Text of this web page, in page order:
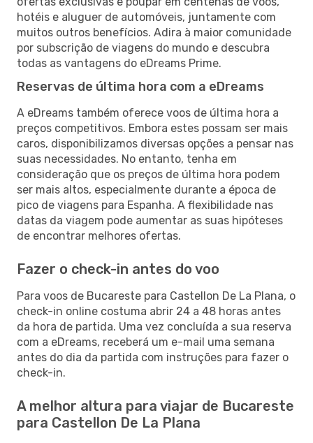
hotéis e aluguer de automóveis, juntamente com
muitos outros benefícios. Adira à maior comunidade
por subscrição de viagens do mundo e descubra
todas as vantagens do eDreams Prime.
Reservas de última hora com a eDreams
A eDreams também oferece voos de última hora a
preços competitivos. Embora estes possam ser mais
caros, disponibilizamos diversas opções a pensar nas
suas necessidades. No entanto, tenha em
consideração que os preços de última hora podem
ser mais altos, especialmente durante a época de
pico de viagens para Espanha. A flexibilidade nas
datas da viagem pode aumentar as suas hipóteses
de encontrar melhores ofertas.
Fazer o check-in antes do voo
Para voos de Bucareste para Castellon De La Plana, o
check-in online costuma abrir 24 a 48 horas antes
da hora de partida. Uma vez concluída a sua reserva
com a eDreams, receberá um e-mail uma semana
antes do dia da partida com instruções para fazer o
check-in.
A melhor altura para viajar de Bucareste
para Castellon De La Plana